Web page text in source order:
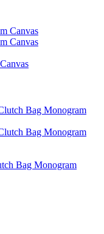
Bag Monogram